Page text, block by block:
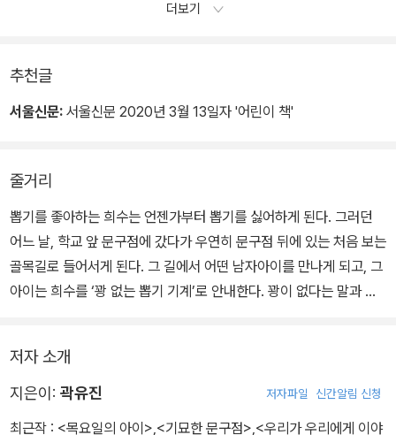
더보기
추천글
서울신문: 서울신문 2020년 3월 13일자 '어린이 책'
줄거리
뽑기를 좋아하는 희수는 언젠가부터 뽑기를 싫어하게 된다. 그러던
어느 날, 학교 앞 문구점에 갔다가 우연히 문구점 뒤에 있는 처음 보는
골목길로 들어서게 된다. 그 길에서 어떤 남자아이를 만나게 되고, 그
아이는 희수를 ‘꽝 없는 뽑기 기계’로 안내한다. 꽝이 없다는 말과 뽑
라고 적힌 캡슐이 나오고, 1등 상품으로 희수는 낡은 칫솔 두 개를 받
는다. 이 낡은 칫솔 두 개로 희수는 무엇을 할 수 있을까?
저자 소개
지은이: 곽유진 저자파일 신간알림 신청
최근작 : <목요일의 아이> <기묘한 문구점> <우리가 우리에게 이야